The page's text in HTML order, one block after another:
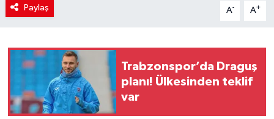
Paylaş A- A+
Trabzonspor’da Draguş
planı! Ülkesinden teklif
var